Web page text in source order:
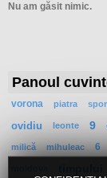
Sortaţi după:
Nu am găsit nimic.
Panoul
vorona piatra
ovidiu leonte 9
milică mihuleac 6